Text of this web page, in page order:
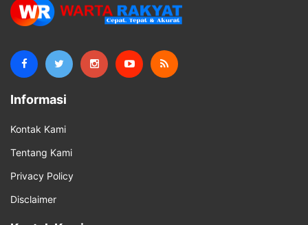
Informasi
Kontak Kami
Tentang Kami
Privacy Policy
Disclaimer